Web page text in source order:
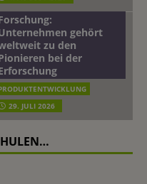
gehört
zu den
bei der
29. JULI 2026